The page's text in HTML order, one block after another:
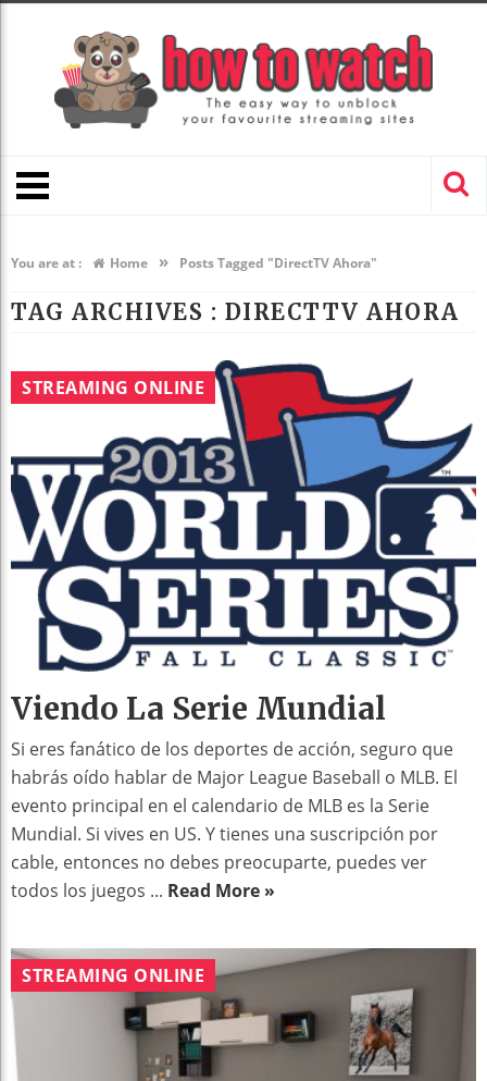
You are at : Home » Posts Tagged "DirectTV Ahora"
TAG ARCHIVES : DIRECTTV AHORA
STREAMING ONLINE
Viendo La Serie Mundial
Si eres fanático de los deportes de acción, seguro que
habrás oído hablar de Major League Baseball o MLB. El
evento principal en el calendario de MLB es la Serie
Mundial. Si vives en US. Y tienes una suscripción por
cable, entonces no debes preocuparte, puedes ver
todos los juegos ... Read More »
STREAMING ONLINE